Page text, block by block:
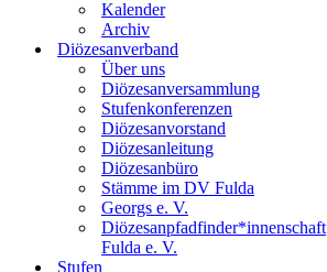
Kalender
Archiv
Diözesanverband
Über uns
Diözesanversammlung
Stufenkonferenzen
Diözesanvorstand
Diözesanleitung
Diözesanbüro
Stämme im DV Fulda
Georgs e. V.
Diözesanpfadfinder*innenschaft
Fulda e. V.
Stufen